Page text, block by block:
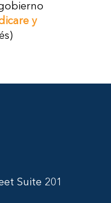
y
Suite 201